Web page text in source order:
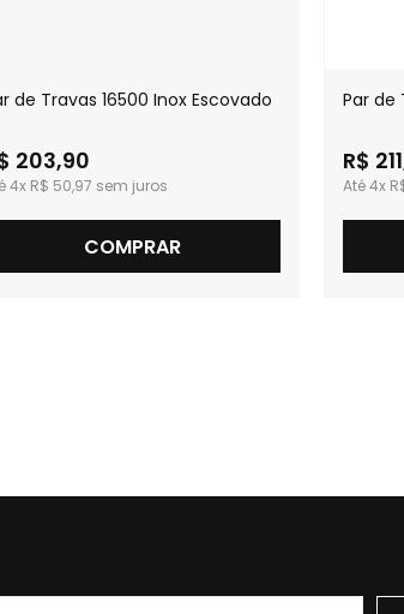
de Travas 16500 Inox Escovado
203,90
4x R$ 50,97
COMPRAR
Par de
R$
4x